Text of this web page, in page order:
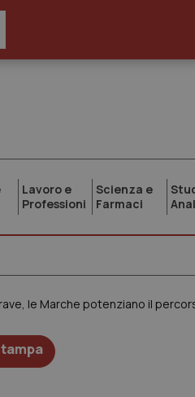
Lavoro e
Professioni
Scienza e
Farmaci
le Marche potenziano il